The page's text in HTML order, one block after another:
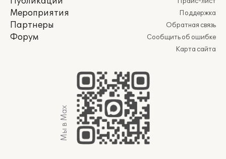
Мероприятия
Партнеры
Форум
Поддержка
Обратная связь
Сообщить об ошибке
Карта сайта
Мы в Max